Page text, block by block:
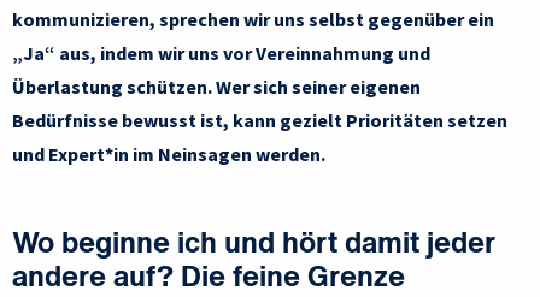
kommunizieren, sprechen wir uns selbst gegenüber ein
„Ja“ aus, indem wir uns vor Vereinnahmung und
Überlastung schützen. Wer sich seiner eigenen
Bedürfnisse bewusst ist, kann gezielt Prioritäten setzen
und Expert*in im Neinsagen werden.
Wo beginne ich und hört damit jeder
andere auf? Die feine Grenze